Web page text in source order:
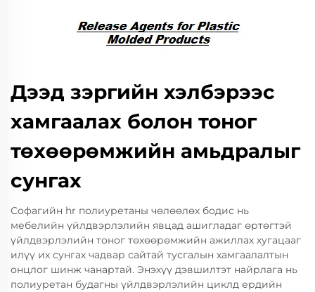
Дээд зэргийн хэлбэрээс
хамгаалах болон тоног
төхөөрөмжийн амьдралыг
сунгах
Софагийн hr полиуретаны чөлөөлөх бодис нь
мебелийн үйлдвэрлэлийн явцад ашигладаг өртөгтэй
үйлдвэрлэлийн тоног төхөөрөмжийн ажиллах хугацааг
илүү их сунгах чадвар сайтай тусгалын хамгаалалтын
онцлог шинж чанартай. Энэхүү дэвшилтэт найрлага нь
полиуретан будагны үйлдвэрлэлийн циклд ердийн